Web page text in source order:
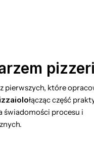
pierwszych, które
łącząc część
świadomości procesu i